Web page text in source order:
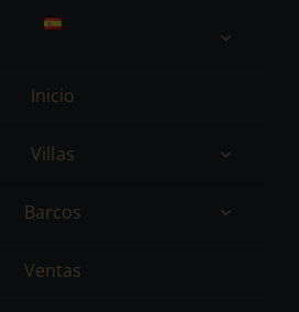
Inicio
Villas
Barcos
Ventas